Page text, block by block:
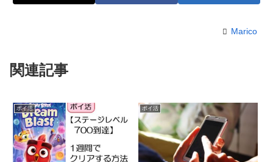
Marico
関連記事
ポイ活 ポイ活